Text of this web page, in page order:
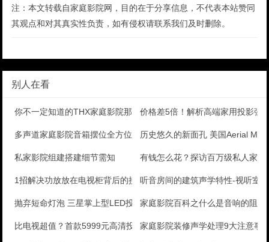
注：本文转载自家庭影院网，目的在于分享信息，不代表本站赞同
其观点和对其真实性负责，如有侵权请联系我们及时删除。
别人在看
你不一定知道的THX家庭影院那些事价格差5倍！解析高端家用投影强
多声道家庭影院音箱摆位全方位解析历史悠久的新面孔 美国Aerial
私家影院组建搭建细节需知 有钱怎么花？探访百万级私人家庭
1招解决功放放在电视柜背后的接线问题听音房间的建筑声学特性-视听室
抛弃短命灯泡 三星掌上型LED投影评测家庭影院百科之什么是音响的阻抗
比电视超值？首款5999元高清投影拆箱家庭影院装修声学处理9大注意事